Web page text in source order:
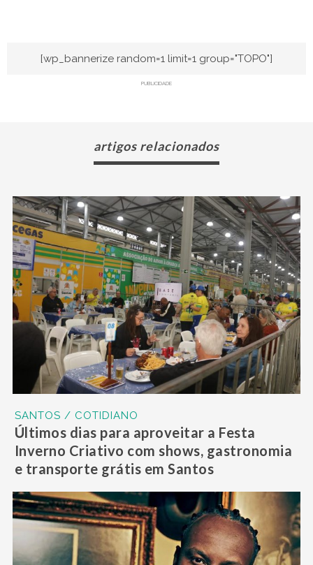
[wp_bannerize random=1 limit=1 group="TOPO"]
PUBLICIDADE
artigos relacionados
SANTOS / COTIDIANO
Últimos dias para aproveitar a Festa
Inverno Criativo com shows, gastronomia
e transporte grátis em Santos